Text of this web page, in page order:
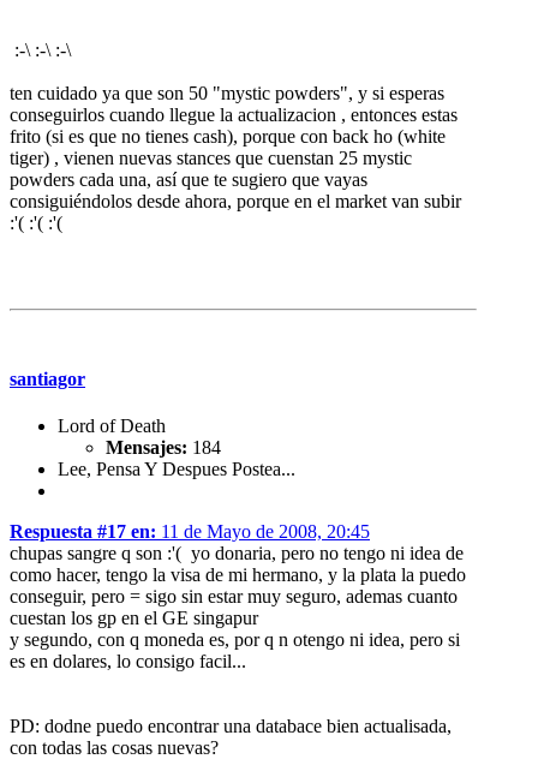
:-\ :-\ :-\
ten cuidado ya que son 50 "mystic powders", y si esperas
conseguirlos cuando llegue la actualizacion , entonces estas
frito (si es que no tienes cash), porque con back ho (white
tiger) , vienen nuevas stances que cuenstan 25 mystic
powders cada una, así que te sugiero que vayas
consiguiéndolos desde ahora, porque en el market van subir
:'( :'( :'(
santiagor
Lord of Death
Mensajes: 184
Lee, Pensa Y Despues Postea...
Respuesta #17 en: 11 de Mayo de 2008, 20:45
chupas sangre q son :'( yo donaria, pero no tengo ni idea de
como hacer, tengo la visa de mi hermano, y la plata la puedo
conseguir, pero = sigo sin estar muy seguro, ademas cuanto
cuestan los gp en el GE singapur
y segundo, con q moneda es, por q n otengo ni idea, pero si
es en dolares, lo consigo facil...
PD: dodne puedo encontrar una databace bien actualisada,
con todas las cosas nuevas?